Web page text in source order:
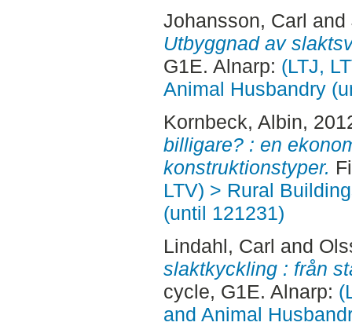
Johansson, Carl and
Utbyggnad av
G1E. Alnarp: (LTJ,
Animal Husbandry
Kornbeck, Albin,
billigare? : en
konstruktionstyper.
LTV) > Rural
(until 121231)
Lindahl, Carl and
slaktkyckling : från
cycle, G1E. Alnarp:
and Animal